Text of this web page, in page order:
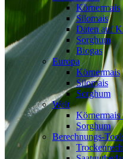
Körnermais
Silomais
Daten auf
Sorghum
Biogas
Europa
Körnermais
Silomais
Sorghum
Welt
Körnermais
Sorghum
Berechnungs-